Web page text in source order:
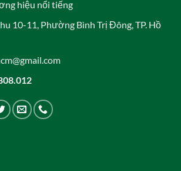
hiệu nổi tiếng
10-11, Phường Bình Trị Đông, TP. Hồ